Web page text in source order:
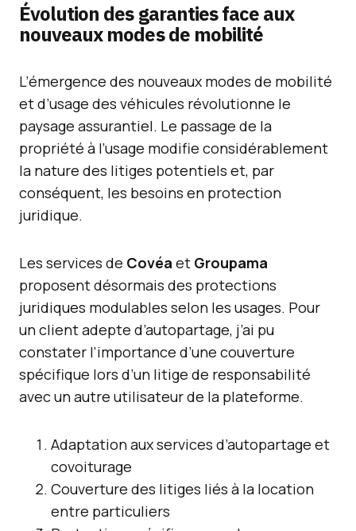
Évolution des garanties face aux
nouveaux modes de mobilité
L’émergence des nouveaux modes de mobilité
et d’usage des véhicules révolutionne le
paysage assurantiel. Le passage de la
propriété à l’usage modifie considérablement
la nature des litiges potentiels et, par
conséquent, les besoins en protection
juridique.
Les services de Covéa et Groupama
proposent désormais des protections
juridiques modulables selon les usages. Pour
un client adepte d’autopartage, j’ai pu
constater l’importance d’une couverture
spécifique lors d’un litige de responsabilité
avec un autre utilisateur de la plateforme.
Adaptation aux services d’autopartage et
covoiturage
Couverture des litiges liés à la location
entre particuliers